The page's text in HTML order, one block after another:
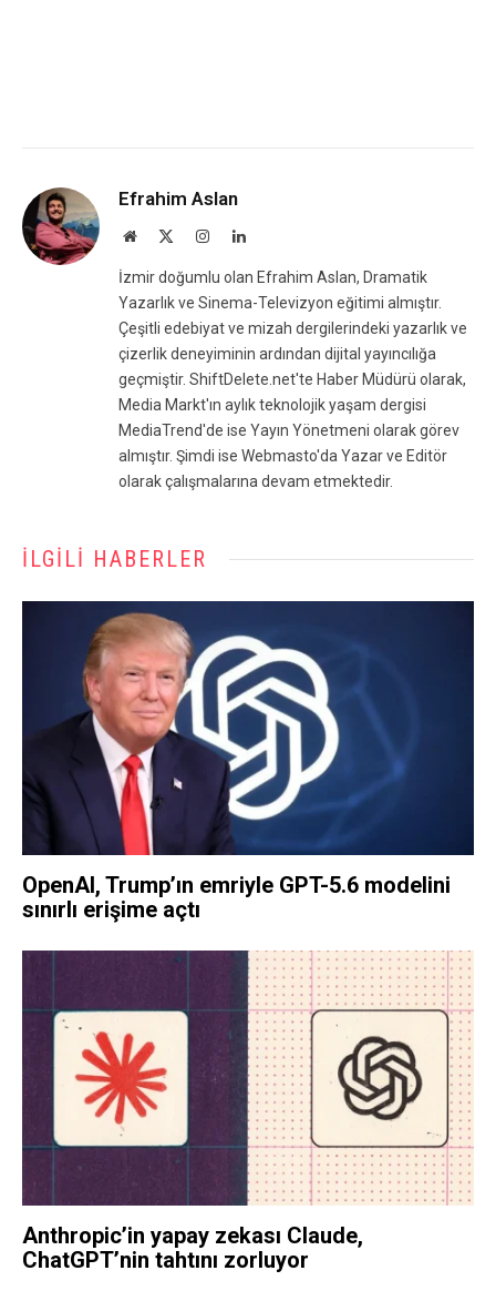
Efrahim Aslan
Website InstagramLinkedIn
İzmir doğumlu olan Efrahim Aslan, Dramatik
Yazarlık ve Sinema-Televizyon eğitimi almıştır.
Çeşitli edebiyat ve mizah dergilerindeki yazarlık ve
çizerlik deneyiminin ardından dijital yayıncılığa
geçmiştir. ShiftDelete.net'te Haber Müdürü olarak,
Media Markt'ın aylık teknolojik yaşam dergisi
MediaTrend'de ise Yayın Yönetmeni olarak görev
almıştır. Şimdi ise Webmasto'da Yazar ve Editör
olarak çalışmalarına devam etmektedir.
İLGILI HABERLER
OpenAI, Trump’ın emriyle GPT-5.6 modelini
sınırlı erişime açtı
Anthropic’in yapay zekası Claude,
ChatGPT’nin tahtını zorluyor